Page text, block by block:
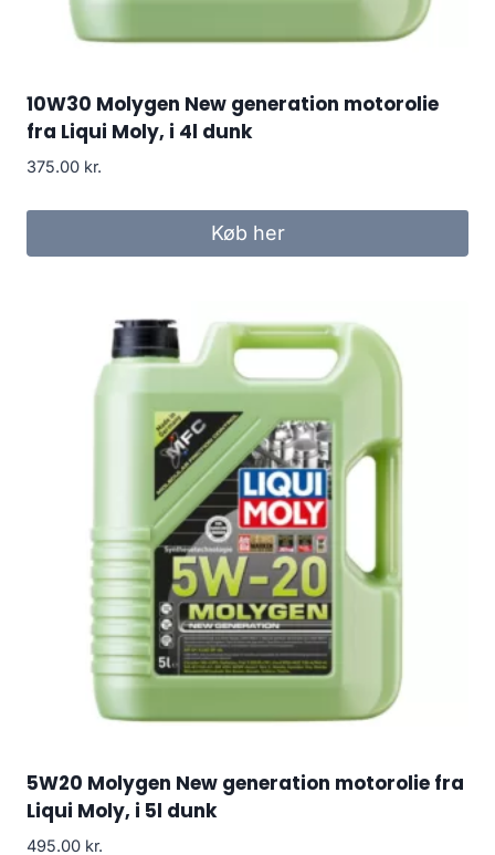
10W30 Molygen New generation motorolie
fra Liqui Moly, i 4l dunk
375.00 kr.
Køb her
5W20 Molygen New generation motorolie fra
Liqui Moly, i 5l dunk
495.00 kr.